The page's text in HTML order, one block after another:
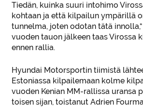
Tiedän, kuinka suuri intohimo
kohtaan ja että kilpailun ympärillä
tunnelma, joten odotan tätä
vuoden tauon jälkeen taas Virossa
ennen rallia.
Hyundai Motorsportin tiimistä
Estoniassa kilpailemaan kolme
vuoden Kenian MM-rallissa uransa
toisen sijan, toistanut Adrien